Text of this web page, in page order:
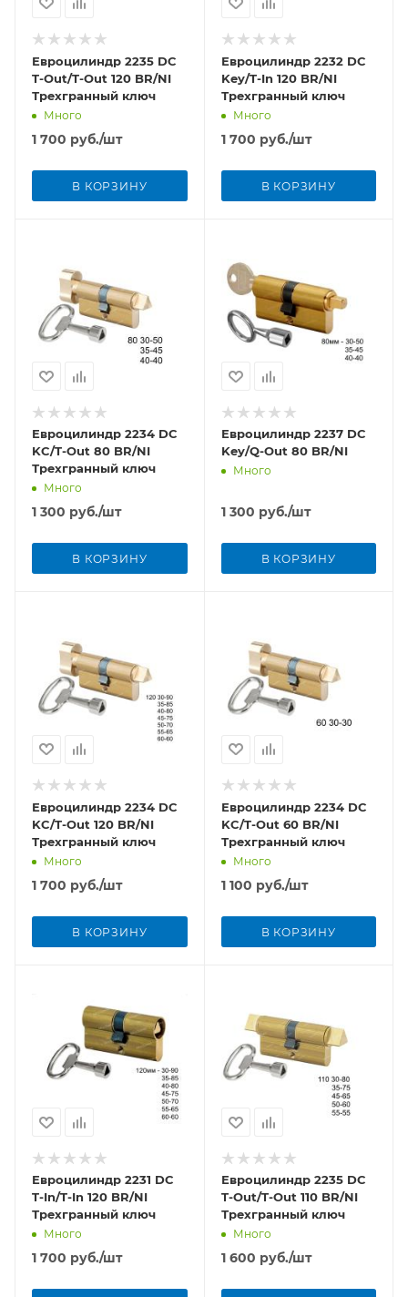
Евроцилиндр 2235 DC
T-Out/T-Out 120 BR/NI
Трехгранный ключ
Много
1 700 руб./шт
В КОРЗИНУ
Евроцилиндр 2232 DC
Key/T-In 120 BR/NI
Трехгранный ключ
Много
1 700 руб./шт
В КОРЗИНУ
Евроцилиндр 2234 DC
KC/T-Out 80 BR/NI
Трехгранный ключ
Много
1 300 руб./шт
В КОРЗИНУ
Евроцилиндр 2237 DC
Key/Q-Out 80 BR/NI
Много
1 300 руб./шт
В КОРЗИНУ
Евроцилиндр 2234 DC
KC/T-Out 120 BR/NI
Трехгранный ключ
Много
1 700 руб./шт
В КОРЗИНУ
Евроцилиндр 2234 DC
KC/T-Out 60 BR/NI
Трехгранный ключ
Много
1 100 руб./шт
В КОРЗИНУ
Евроцилиндр 2231 DC
T-In/T-In 120 BR/NI
Трехгранный ключ
Много
1 700 руб./шт
Евроцилиндр 2235 DC
T-Out/T-Out 110 BR/NI
Трехгранный ключ
Много
1 600 руб./шт